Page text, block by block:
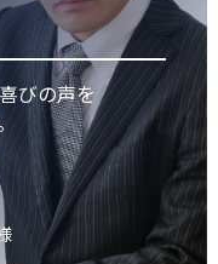
びの声を